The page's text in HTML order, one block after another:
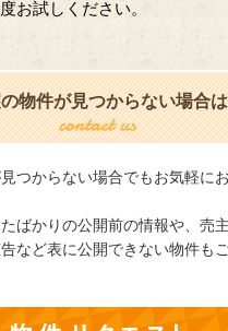
お試しください。
物件が見つからない場合
つからない場合でもお気軽に
ばかりの公開前の情報や、売
など表に公開できない物件も